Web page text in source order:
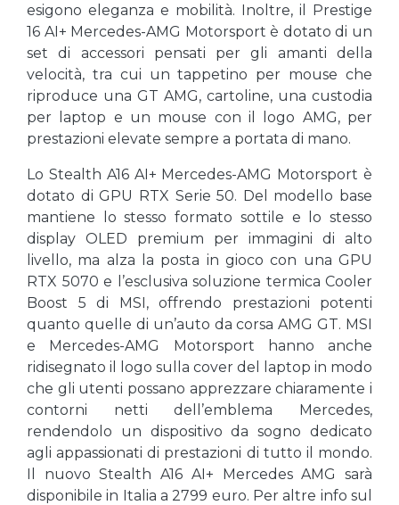
esigono eleganza e mobilità. Inoltre, il Prestige
16 AI+ Mercedes-AMG Motorsport è dotato di un
set di accessori pensati per gli amanti della
velocità, tra cui un tappetino per mouse che
riproduce una GT AMG, cartoline, una custodia
per laptop e un mouse con il logo AMG, per
prestazioni elevate sempre a portata di mano.
Lo Stealth A16 AI+ Mercedes-AMG Motorsport è
dotato di GPU RTX Serie 50. Del modello base
mantiene lo stesso formato sottile e lo stesso
display OLED premium per immagini di alto
livello, ma alza la posta in gioco con una GPU
RTX 5070 e l’esclusiva soluzione termica Cooler
Boost 5 di MSI, offrendo prestazioni potenti
quanto quelle di un’auto da corsa AMG GT. MSI
e Mercedes-AMG Motorsport hanno anche
ridisegnato il logo sulla cover del laptop in modo
che gli utenti possano apprezzare chiaramente i
contorni netti dell’emblema Mercedes,
rendendolo un dispositivo da sogno dedicato
agli appassionati di prestazioni di tutto il mondo.
Il nuovo Stealth A16 AI+ Mercedes AMG sarà
disponibile in Italia a 2799 euro. Per altre info sul